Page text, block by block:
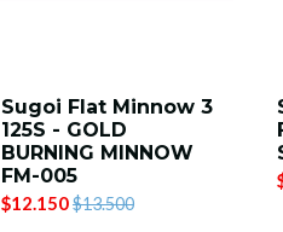
Sugoi Flat Minnow 3
125S - GOLD
BURNING MINNOW
FM-005
$12.150$13.500